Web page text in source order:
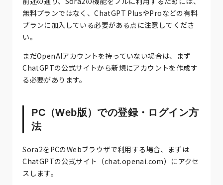
無料プランではなく、ChatGPT PlusやProなどの有料
プランに加入している必要がある点に注意してくださ
い。
まだOpenAIアカウントを持っていない場合は、まず
ChatGPTの公式サイトから新規にアカウントを作成す
る必要があります。
PC（Web版）での登録・ログイン方
法
Sora2をPCのWebブラウザで利用する場合、まずは
ChatGPTの公式サイト（chat.openai.com）にアクセ
スします。